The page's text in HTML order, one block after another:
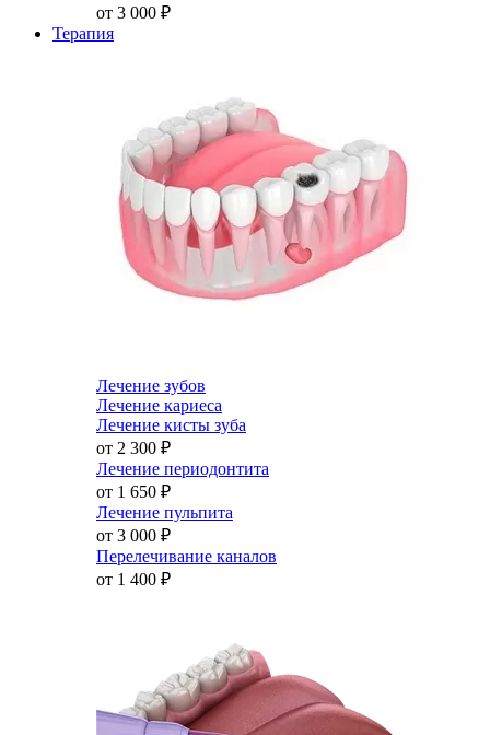
от 3 000 ₽
Терапия
Лечение зубов
Лечение кариеса
Лечение кисты зуба
от 2 300 ₽
Лечение периодонтита
от 1 650 ₽
Лечение пульпита
от 3 000 ₽
Перелечивание каналов
от 1 400 ₽